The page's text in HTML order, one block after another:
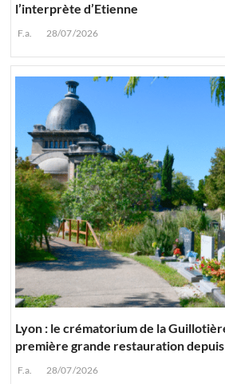
l’interprète d’Etienne
F.a. 28/07/2026
Lyon : le crématorium de la
première grande restauration depuis
F.a. 28/07/2026